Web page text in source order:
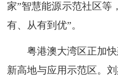
家”智慧能源示范社区等
有、从有到优”。
粤港澳大湾区正加快
新高地与应用示范区。